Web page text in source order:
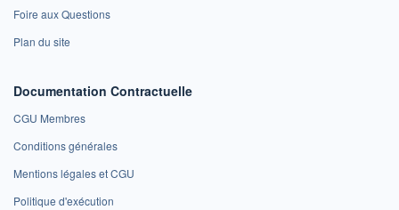
Foire aux Questions
Plan du site
Documentation Contractuelle
CGU Membres
Conditions générales
Mentions légales et CGU
Politique d'exécution